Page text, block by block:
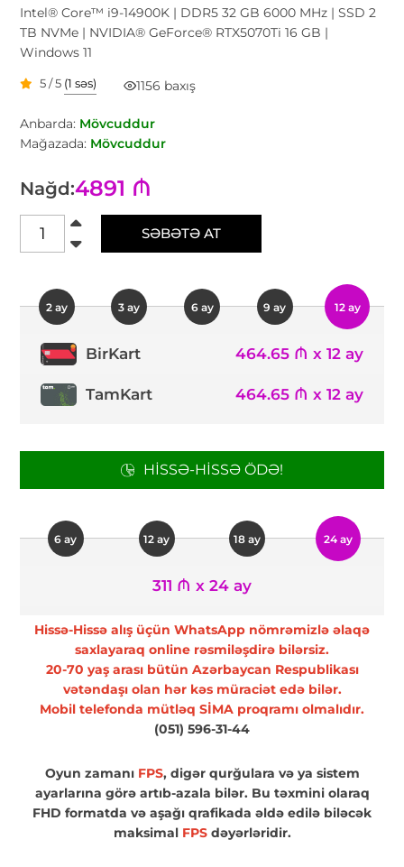
Intel® Core™ i9-14900K | DDR5 32 GB 6000 MHz | SSD 2
TB NVMe | NVIDIA® GeForce® RTX5070Ti 16 GB |
Windows 11
5 / 5 (1 səs) 1156 baxış
Anbarda: Mövcuddur
Mağazada: Mövcuddur
Nağd:4891 ₼
SƏBƏTƏ AT
2 ay 3 ay 6 ay 9 ay 12 ay
BirKart 464.65 ₼ x 12 ay
TamKart 464.65 ₼ x 12 ay
HISSƏ-HISSƏ ÖDƏ!
6 ay 12 ay 18 ay 24 ay
311 ₼ x 24 ay
Hissə-Hissə alış üçün WhatsApp nömrəmizlə əlaqə
saxlayaraq online rəsmiləşdirə bilərsiz.
20-70 yaş arası bütün Azərbaycan Respublikası
vətəndaşı olan hər kəs müraciət edə bilər.
Mobil telefonda mütləq SİMA proqramı olmalıdır.
(051) 596-31-44
Oyun zamanı FPS, digər qurğulara və ya sistem
ayarlarına görə artıb-azala bilər. Bu təxmini olaraq
FHD formatda və aşağı qrafikada əldə edilə biləcək
maksimal FPSdəyərləridir.